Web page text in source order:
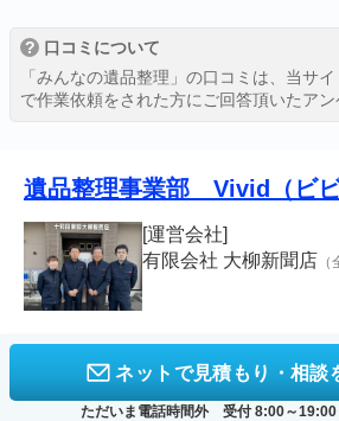
? 口コミについて
「みんなの遺品整理」の口コミは、当サ
で作業依頼をされた方にご回答頂いたアン
遺品整理事業部 Vivid（ビビ
[運営会社]
有限会社 大柳新聞店
ネットで見積もり・相談
ただいま電話時間外 受付 8:00～19:00